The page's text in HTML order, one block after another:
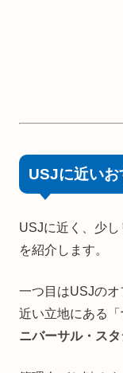
USJに近い
USJに近く、少
を紹介します。
一つ目はUSJの
近い立地にある「
ニバーサル・ス